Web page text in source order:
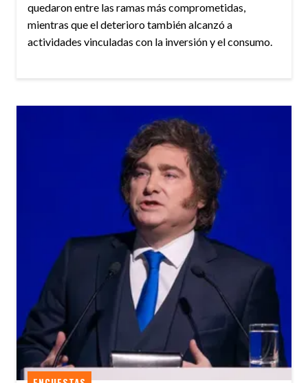
quedaron entre las ramas más comprometidas,
mientras que el deterioro también alcanzó a
actividades vinculadas con la inversión y el consumo.